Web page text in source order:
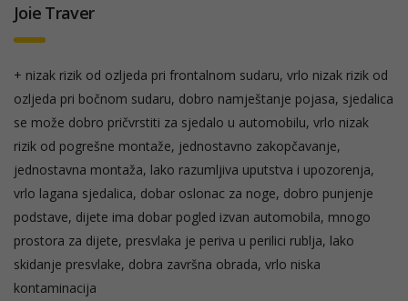
Joie Traver
+ nizak rizik od ozljeda pri frontalnom sudaru, vrlo nizak rizik od
ozljeda pri bočnom sudaru, dobro namještanje pojasa, sjedalica
se može dobro pričvrstiti za sjedalo u automobilu, vrlo nizak
rizik od pogrešne montaže, jednostavno zakopčavanje,
jednostavna montaža, lako razumljiva uputstva i upozorenja,
vrlo lagana sjedalica, dobar oslonac za noge, dobro punjenje
podstave, dijete ima dobar pogled izvan automobila, mnogo
prostora za dijete, presvlaka je periva u perilici rublja, lako
skidanje presvlake, dobra završna obrada, vrlo niska
kontaminacija